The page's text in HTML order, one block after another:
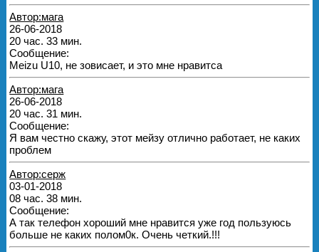
Автор:мага
26-06-2018
20 час. 33 мин.
Сообщение:
Meizu U10, не зовисает, и это мне нравитса
Автор:мага
26-06-2018
20 час. 31 мин.
Сообщение:
Я вам честно скажу, этот мейзу отлично работает, не каких
проблем
Автор:серж
03-01-2018
08 час. 38 мин.
Сообщение:
А так телефон хороший мне нравится уже год пользуюсь
больше не каких полом0к. Очень четкий.!!!